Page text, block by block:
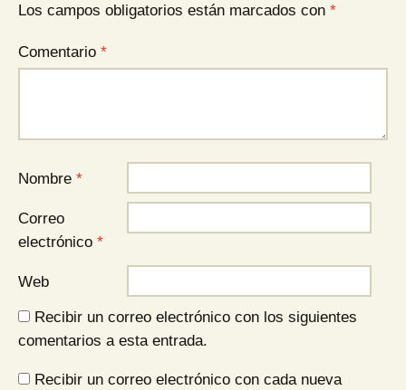
Los campos obligatorios están marcados con *
Comentario *
Nombre *
Correo
electrónico *
Web
Recibir un correo electrónico con los siguientes
comentarios a esta entrada.
Recibir un correo electrónico con cada nueva